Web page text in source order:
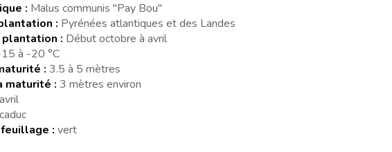
: Malus communis "Pay Bou"
: Pyrénées atlantiques et des Landes
: Début octobre à avril
à -20 °C
: 3.5 à 5 mètres
maturité : 3 mètres environ
avril
caduc
: vert